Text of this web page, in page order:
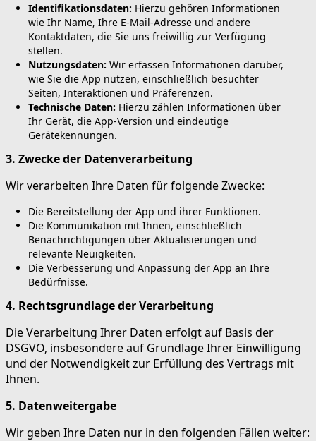
Identifikationsdaten: Hierzu gehören Informationen
wie Ihr Name, Ihre E-Mail-Adresse und andere
Kontaktdaten, die Sie uns freiwillig zur Verfügung
stellen.
Nutzungsdaten: Wir erfassen Informationen darüber,
wie Sie die App nutzen, einschließlich besuchter
Seiten, Interaktionen und Präferenzen.
Technische Daten: Hierzu zählen Informationen über
Ihr Gerät, die App-Version und eindeutige
Gerätekennungen.
3. Zwecke der Datenverarbeitung
Wir verarbeiten Ihre Daten für folgende Zwecke:
Die Bereitstellung der App und ihrer Funktionen.
Die Kommunikation mit Ihnen, einschließlich
Benachrichtigungen über Aktualisierungen und
relevante Neuigkeiten.
Die Verbesserung und Anpassung der App an Ihre
Bedürfnisse.
4. Rechtsgrundlage der Verarbeitung
Die Verarbeitung Ihrer Daten erfolgt auf Basis der
DSGVO, insbesondere auf Grundlage Ihrer Einwilligung
und der Notwendigkeit zur Erfüllung des Vertrags mit
Ihnen.
5. Datenweitergabe
Wir geben Ihre Daten nur in den folgenden Fällen weiter: